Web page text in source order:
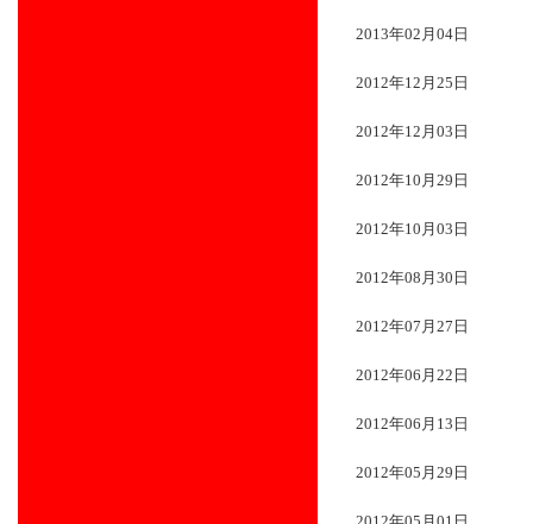
2013年02月04日
2012年12月25日
2012年12月03日
2012年10月29日
2012年10月03日
2012年08月30日
2012年07月27日
2012年06月22日
2012年06月13日
2012年05月29日